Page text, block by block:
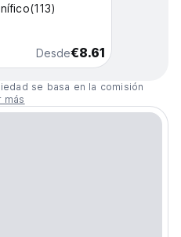
(113)
Desde€8.61
se basa en la comisión
más